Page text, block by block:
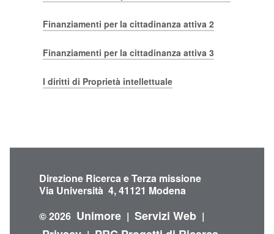
Finanziamenti per la cittadinanza attiva 2
Finanziamenti per la cittadinanza attiva 3
I diritti di Proprietà intellettuale
Direzione Ricerca e Terza missione
Via Università 4, 41121 Modena
© 2026 Unimore | Servizi Web |